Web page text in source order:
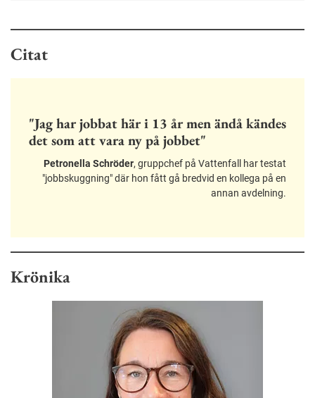
Citat
"Jag har jobbat här i 13 år men ändå kändes
det som att vara ny på jobbet"
Petronella Schröder, gruppchef på Vattenfall har testat
"jobbskuggning" där hon fått gå bredvid en kollega på en
annan avdelning.
Krönika